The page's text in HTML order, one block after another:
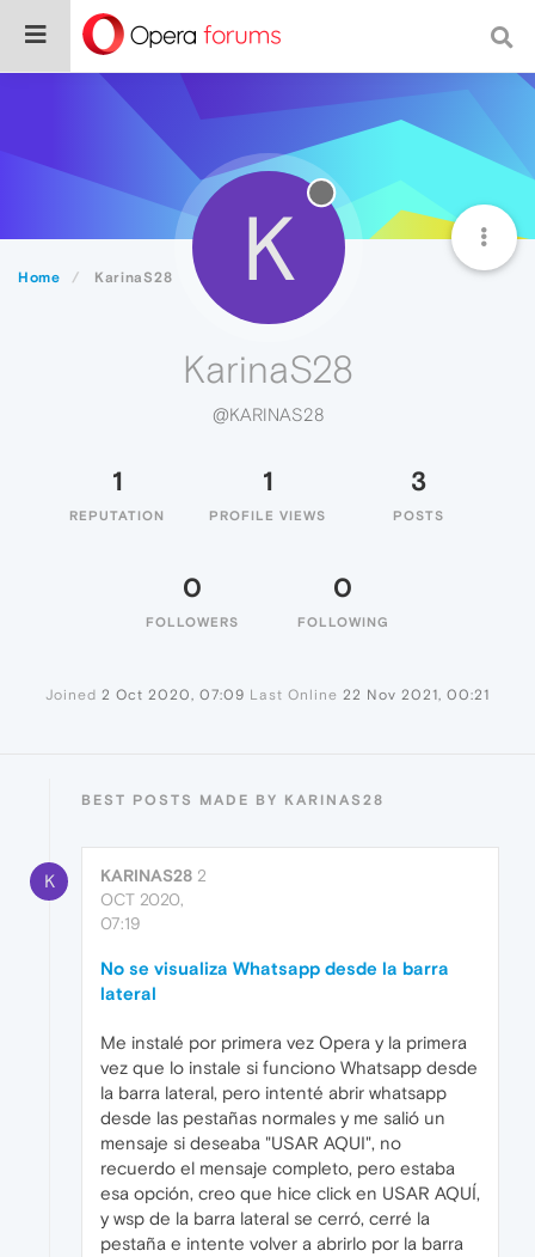
Home KarinaS28 K
KarinaS28
@KARINAS28
1
REPUTATION
1
PROFILE VIEWS
3
POSTS
0
FOLLOWERS
0
FOLLOWING
Joined 2 Oct 2020, 07:09 Last Online 22 Nov 2021, 00:21
BEST POSTS MADE BY KARINAS28
K KARINAS28 2
OCT 2020,
07:19
No se visualiza Whatsapp desde la barra
lateral
Me instalé por primera vez Opera y la primera
vez que lo instale si funciono Whatsapp desde
la barra lateral, pero intenté abrir whatsapp
desde las pestañas normales y me salió un
mensaje si deseaba "USAR AQUI", no
recuerdo el mensaje completo, pero estaba
esa opción, creo que hice click en USAR AQUÍ,
y wsp de la barra lateral se cerró, cerré la
pestaña e intente volver a abrirlo por la barra